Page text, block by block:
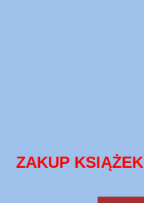
ZAKUP KSIĄŻEK